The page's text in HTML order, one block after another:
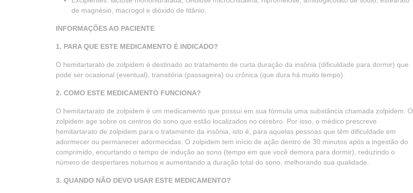
de magnésio, macrogol e dióxido de titânio.
INFORMAÇÕES AO PACIENTE
1. PARA QUE ESTE MEDICAMENTO É INDICADO?
O hemitartarato de zolpidem é destinado ao tratamento de curta duração da insônia (dificuldade para dormir) que
pode ser ocasional (eventual), transitória (passageira) ou crônica (que dura há muito tempo).
2. COMO ESTE MEDICAMENTO FUNCIONA?
O hemitartarato de zolpidem é um medicamento que possui em sua fórmula uma substância chamada zolpidem. O
zolpidem age sobre os centros do sono que estão localizados no cérebro. Por isso, o médico prescreve
hemitartarato de zolpidem para o tratamento da insônia, isto é, para aquelas pessoas que têm dificuldade em
adormecer ou permanecer adormecidas. O zolpidem tem início de ação dentro de 30 minutos após a ingestão do
comprimido, encurtando o tempo de indução ao sono (tempo em que você demora para dormir), reduzindo o
número de despertares noturnos e aumentando a duração total do sono, melhorando sua qualidade.
3. QUANDO NÃO DEVO USAR ESTE MEDICAMENTO?